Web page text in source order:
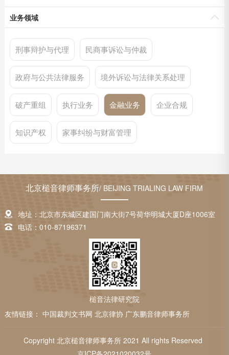
业务领域
刑事辩护与代理 民商事诉讼与仲裁
政府与公共法律服务 境外诉讼与法律关系处理
破产重组 执行业务 金融业务 企业合规
知识产权 家事纠纷与财富管理
北京槌音律师事务所/ BEIJING TRIALING LAW FIRM
地址：北京市东城区建国门南大街7号荷华明城大厦D座1006室
电话：010-87196371
槌音法律研究院
友情链接： 中国裁判文书网 北京律协 广东鹏音律师事务所
Copyright 北京槌音律师事务所 2021 All rights Reserved